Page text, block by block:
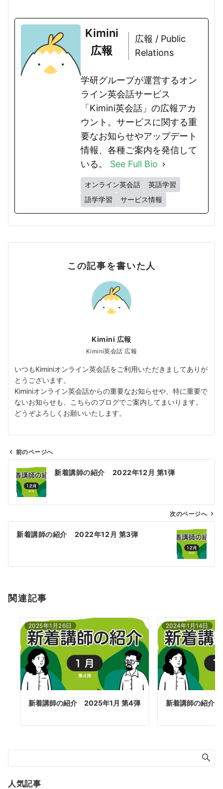
Kimini
広報
広報 / Public
Relations
学研グループが運営するオン
ライン英会話サービス
「Kimini英会話」の広報アカ
ウント。サービスに関する重
要なお知らせやアップデート
情報、各種ご案内を発信して
いる。 See Full Bio
オンライン英会話
英語学習
語学学習
サービス情報
この記事を書いた人
Kimini 広報
Kimini英会話 広報
いつもKiminiオンライン英会話をご利用いただきましてありが
とうございます。
Kiminiオンライン英会話からの重要なお知らせや、特に重要で
ないお知らせも、こちらのブログでご案内してまいります。
どうぞよろしくお願いいたします。
ビ
ン
前のページへ
新着講師の紹介 2022年12月 第1弾
次のページへ
新着講師の紹介 2022年12月 第3弾
関連記事
2025年1月26日
新着講師の紹介 2025年1月 第4弾
2024年1月14日
新着講師の紹介
人気記事